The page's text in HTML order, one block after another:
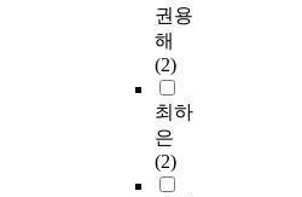
권용
해
(2)
최하
은
(2)